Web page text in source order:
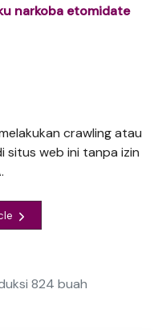
narkoba etomidate
crawling atau
situs web ini tanpa izin
824 buah